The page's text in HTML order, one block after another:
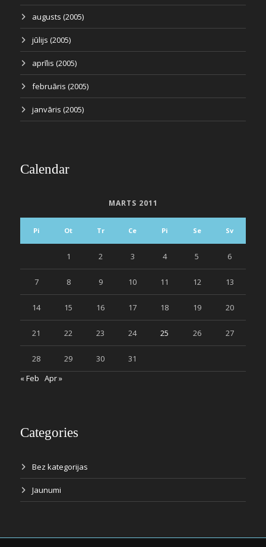
augusts (2005)
jūlijs (2005)
aprīlis (2005)
februāris (2005)
janvāris (2005)
Calendar
MARTS 2011
Pi Ot Tr Ce Pi Se Sv
1 2 3 4 5 6
7 8 9 10 11 12 13
14 15 16 17 18 19 20
21 22 23 24 25 26 27
28 29 30
31
« Feb Apr »
Categories
Bez kategorijas
Jaunumi